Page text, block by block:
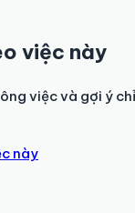
việc này
việc và gợi ý
này